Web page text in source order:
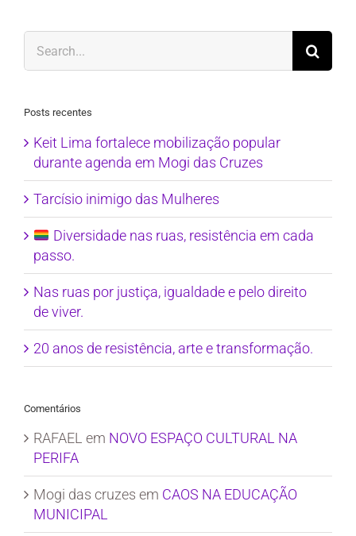
for:
Posts recentes
Keit Lima fortalece mobilização popular
durante agenda em Mogi das Cruzes
Tarcísio inimigo das Mulheres
Diversidade nas ruas, resistência em cada
passo.
Nas ruas por justiça, igualdade e pelo direito
de viver.
20 anos de resistência, arte e transformação.
Comentários
RAFAEL em NOVO ESPAÇO CULTURAL NA
PERIFA
Mogi das cruzes em CAOS NA EDUCAÇÃO
MUNICIPAL